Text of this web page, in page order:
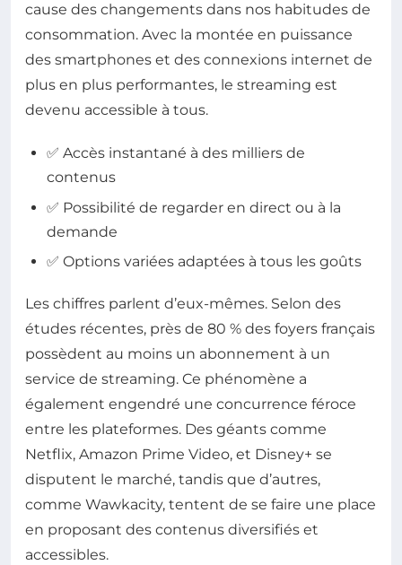
cause des changements dans nos habitudes de
consommation. Avec la montée en puissance
des smartphones et des connexions internet de
plus en plus performantes, le streaming est
devenu accessible à tous.
✅ Accès instantané à des milliers de
contenus
✅ Possibilité de regarder en direct ou à la
demande
✅ Options variées adaptées à tous les goûts
Les chiffres parlent d’eux-mêmes. Selon des
études récentes, près de 80 % des foyers français
possèdent au moins un abonnement à un
service de streaming. Ce phénomène a
également engendré une concurrence féroce
entre les plateformes. Des géants comme
Netflix, Amazon Prime Video, et Disney+ se
disputent le marché, tandis que d’autres,
comme Wawkacity, tentent de se faire une place
en proposant des contenus diversifiés et
accessibles.